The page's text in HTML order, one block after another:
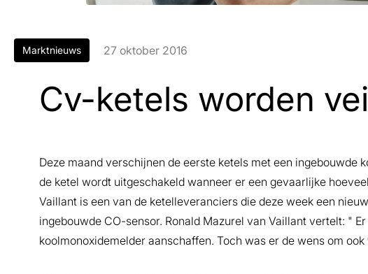
Marktnieuws 27 oktober 2016
Cv-ketels worden
Deze maand verschijnen de eerste ketels met een ingebouwde
de ketel wordt uitgeschakeld wanneer er een gevaarlijke
Vaillant is een van de ketelleveranciers die deze week een
ingebouwde CO-sensor. Ronald Mazurel van Vaillant vertelt: "
koolmonoxidemelder aanschaffen. Toch was er de wens om